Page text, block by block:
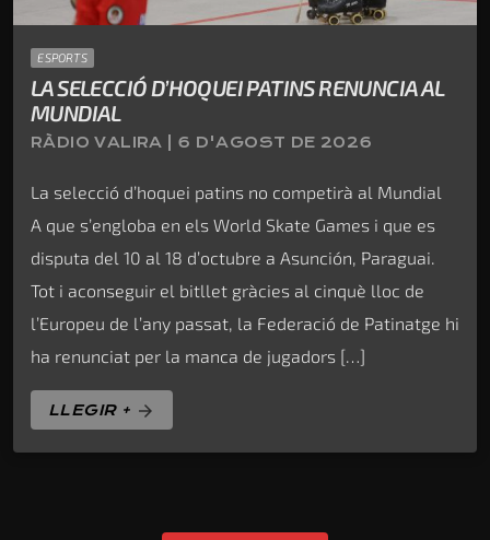
ESPORTS
LA SELECCIÓ D’HOQUEI PATINS RENUNCIA AL
MUNDIAL
RÀDIO VALIRA | 6 D'AGOST DE 2026
La selecció d’hoquei patins no competirà al Mundial
A que s’engloba en els World Skate Games i que es
disputa del 10 al 18 d’octubre a Asunción, Paraguai.
Tot i aconseguir el bitllet gràcies al cinquè lloc de
l’Europeu de l’any passat, la Federació de Patinatge hi
ha renunciat per la manca de jugadors […]
LLEGIR + arrow_forward